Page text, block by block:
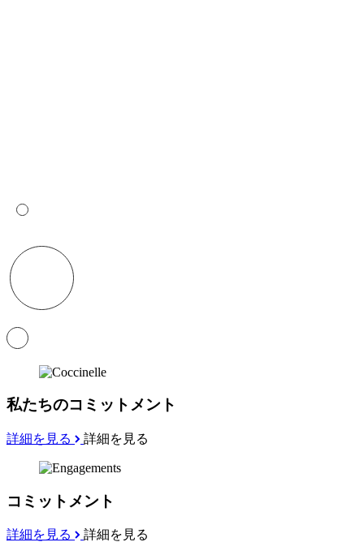
私たちのコミットメント
詳細を見る 詳細を見る
コミットメント
詳細を見る 詳細を見る